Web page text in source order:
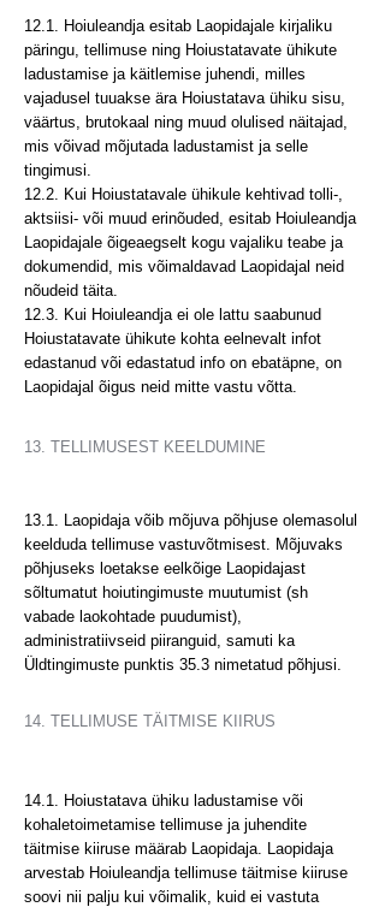
12.1. Hoiuleandja esitab Laopidajale kirjaliku
päringu, tellimuse ning Hoiustatavate ühikute
ladustamise ja käitlemise juhendi, milles
vajadusel tuuakse ära Hoiustatava ühiku sisu,
väärtus, brutokaal ning muud olulised näitajad,
mis võivad mõjutada ladustamist ja selle
tingimusi.
12.2. Kui Hoiustatavale ühikule kehtivad tolli-,
aktsiisi- või muud erinõuded, esitab Hoiuleandja
Laopidajale õigeaegselt kogu vajaliku teabe ja
dokumendid, mis võimaldavad Laopidajal neid
nõudeid täita.
12.3. Kui Hoiuleandja ei ole lattu saabunud
Hoiustatavate ühikute kohta eelnevalt infot
edastanud või edastatud info on ebatäpne, on
Laopidajal õigus neid mitte vastu võtta.
13. TELLIMUSEST KEELDUMINE
13.1. Laopidaja võib mõjuva põhjuse olemasolul
keelduda tellimuse vastuvõtmisest. Mõjuvaks
põhjuseks loetakse eelkõige Laopidajast
sõltumatut hoiutingimuste muutumist (sh
vabade laokohtade puudumist),
administratiivseid piiranguid, samuti ka
Üldtingimuste punktis 35.3 nimetatud põhjusi.
14. TELLIMUSE TÄITMISE KIIRUS
14.1. Hoiustatava ühiku ladustamise või
kohaletoimetamise tellimuse ja juhendite
täitmise kiiruse määrab Laopidaja. Laopidaja
arvestab Hoiuleandja tellimuse täitmise kiiruse
soovi nii palju kui võimalik, kuid ei vastuta